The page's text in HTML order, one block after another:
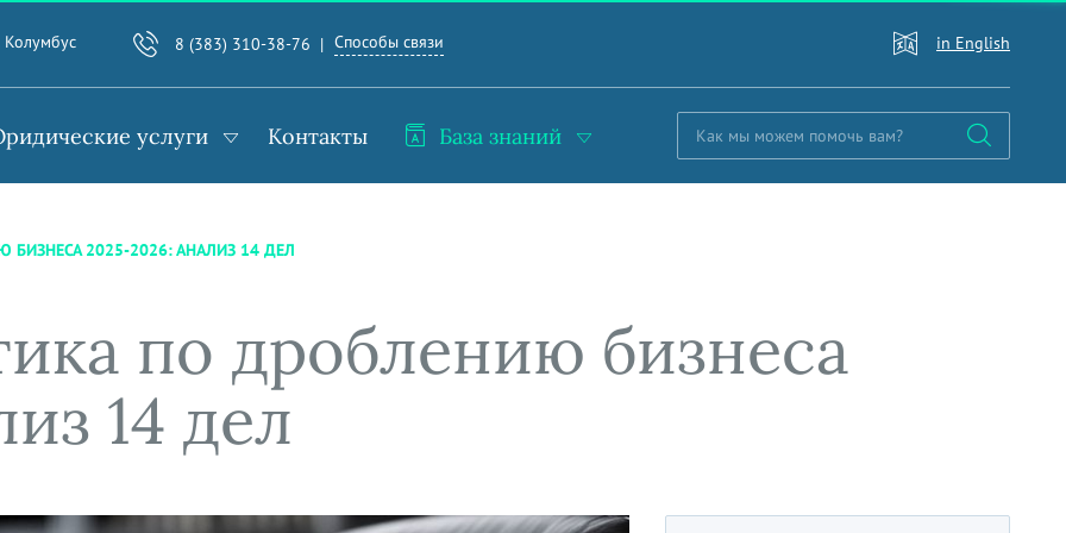
Колумбус 8 (383) 310-38-76 Способы связи in English
услуги Контакты База знаний
2025-2026: АНАЛИЗ 14 ДЕЛ
по дроблению бизнеса
14 дел